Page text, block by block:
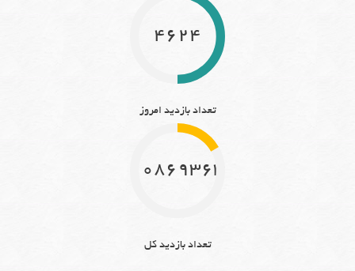
4624
تعداد بازدید امروز
10869363
تعداد بازدید کل